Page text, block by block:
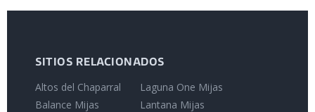
SITIOS RELACIONADOS
Altos del Chaparral
Balance Mijas
Laguna One Mijas
Lantana Mijas